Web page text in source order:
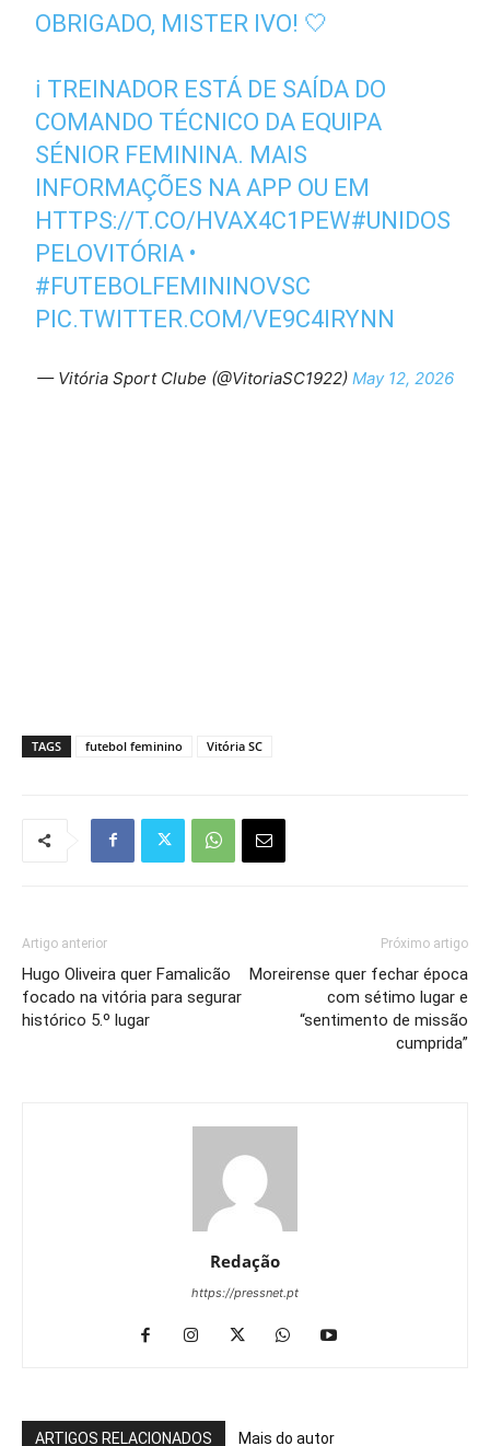
OBRIGADO, MISTER IVO! 🤍
ℹ️ TREINADOR ESTÁ DE SAÍDA DO
COMANDO TÉCNICO DA EQUIPA
SÉNIOR FEMININA. MAIS
INFORMAÇÕES NA APP OU EM
HTTPS://T.CO/HVAX4C1PEW#UNIDOS
PELOVITÓRIA •
#FUTEBOLFEMININOVSC
PIC.TWITTER.COM/VE9C4IRYNN
— Vitória Sport Clube (@VitoriaSC1922) May 12, 2026
TAGS futebol feminino Vitória SC
Artigo anterior
Hugo Oliveira quer Famalicão
focado na vitória para segurar
histórico 5.º lugar
Próximo artigo
Moreirense quer fechar época
com sétimo lugar e
“sentimento de missão
cumprida”
Redação
https://pressnet.pt
ARTIGOS RELACIONADOS Mais do autor